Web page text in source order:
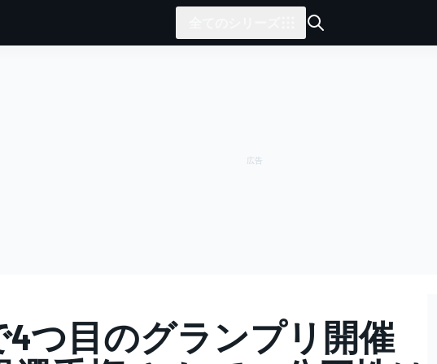
4つ目のグランプリ開催